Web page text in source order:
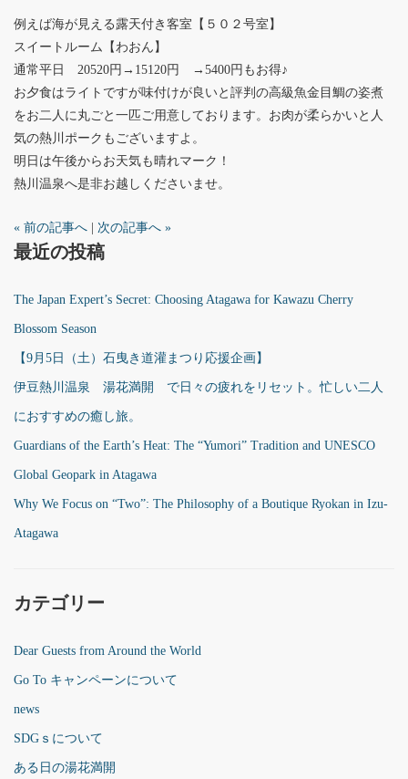
例えば海が見える露天付き客室【５０２号室】
スイートルーム【わおん】
通常平日 20520円→15120円 →5400円もお得♪
お夕食はライトですが味付けが良いと評判の高級魚金目鯛の姿煮
をお二人に丸ごと一匹ご用意しております。お肉が柔らかいと人
気の熱川ポークもございますよ。
明日は午後からお天気も晴れマーク！
熱川温泉へ是非お越しくださいませ。
« 前の記事へ 次の記事へ »
最近の投稿
The Japan Expert’s Secret: Choosing Atagawa for Kawazu Cherry
Blossom Season
【9月5日（土）石曳き道灌まつり応援企画】
伊豆熱川温泉 湯花満開 で日々の疲れをリセット。忙しい二人
におすすめの癒し旅。
Guardians of the Earth’s Heat: The “Yumori” Tradition and UNESCO
Global Geopark in Atagawa
Why We Focus on “Two”: The Philosophy of a Boutique Ryokan in Izu-
Atagawa
カテゴリー
Dear Guests from Around the World
Go To キャンペーンについて
news
SDGｓについて
ある日の湯花満開